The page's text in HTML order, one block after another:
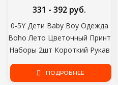
0-5Y Дети Baby Boy Одежда
Boho Лето Цветочный Принт
Наборы 2шт Короткий Рукав
Футболка+Шорты Ребенок
Мальчик Пляжная Одежда
331 - 392 руб.
ПОДРОБНЕЕ